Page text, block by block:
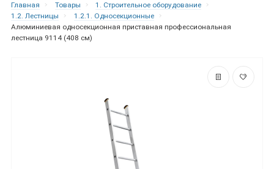
Главная Товары
1. Строительное оборудование
1.2. Лестницы
1.2.1. Односекционные
Алюминиевая односекционная приставная профессиональная
лестница 9114 (408 см)